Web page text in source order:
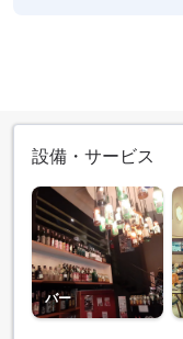
設備・サービス
バー